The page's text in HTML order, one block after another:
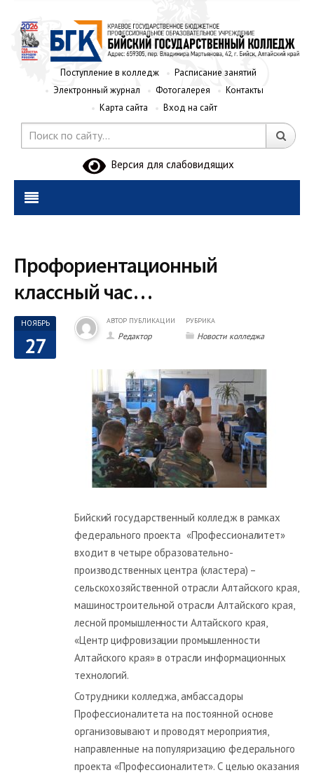
Поступление в колледж
Расписание занятий
Электронный журнал
Фотогалерея
Контакты
Карта сайта
Вход на сайт
Версия для слабовидящих
Профориентационный
классный час…
НОЯБРЬ
27
АВТОР ПУБЛИКАЦИИ
Редактор
РУБРИКА
Новости колледжа
Бийский государственный колледж в рамках
федерального проекта «Профессионалитет»
входит в четыре образовательно-
производственных центра (кластера) –
сельскохозяйственной отрасли Алтайского края,
машиностроительной отрасли Алтайского края,
лесной промышленности Алтайского края,
«Центр цифровизации промышленности
Алтайского края» в отрасли информационных
технологий.
Сотрудники колледжа, амбассадоры
Профессионалитета на постоянной основе
организовывают и проводят мероприятия,
направленные на популяризацию федерального
проекта «Профессионалитет». С целью оказания